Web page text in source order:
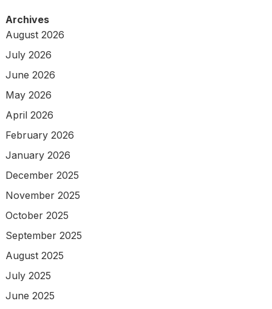
Archives
August 2026
July 2026
June 2026
May 2026
April 2026
February 2026
January 2026
December 2025
November 2025
October 2025
September 2025
August 2025
July 2025
June 2025